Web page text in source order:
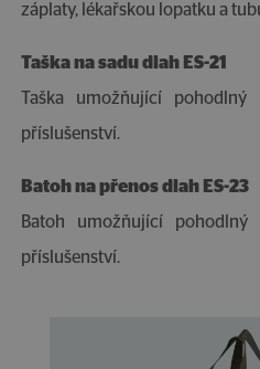
záplaty, lékařskou lopatku a
Taška na sadu dlah ES-21
Taška umožňující
příslušenství.
Batoh na přenos dlah ES-23
Batoh umožňující
příslušenství.